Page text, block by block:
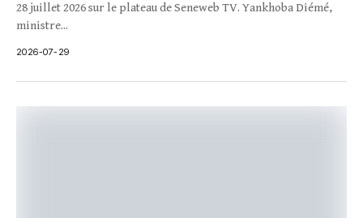
28 juillet 2026 sur le plateau de Seneweb TV. Yankhoba Diémé,
ministre...
2026-07-29